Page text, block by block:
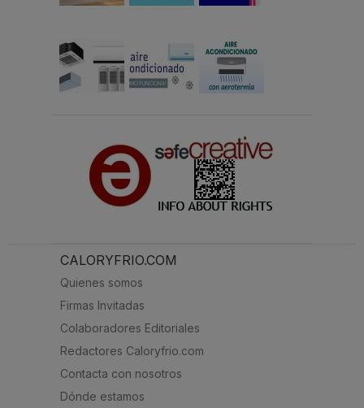
CALORYFRIO.COM
Quienes somos
Firmas Invitadas
Colaboradores Editoriales
Redactores Caloryfrio.com
Contacta con nosotros
Dónde estamos